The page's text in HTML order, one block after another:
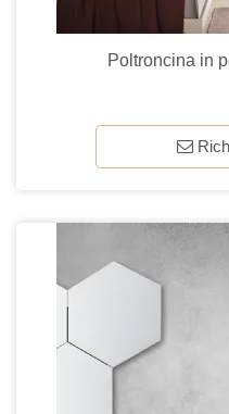
Poltroncina in